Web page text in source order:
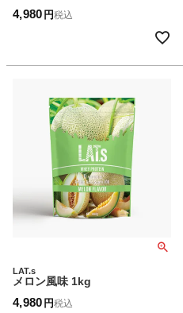
4,980 税込
LAT.s
メロン風味 1kg
4,980 税込